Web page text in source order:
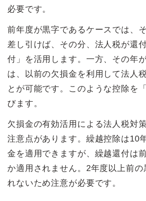
必要です。
前年度が黒字であるケースでは、
差し引けば、その分、法人税が還
付」を活用します。一方、その年
は、以前の欠損金を利用して法人
とが可能です。このような控除を
びます。
欠損金の有効活用による法人税対
注意点があります。繰越控除は10
金を適用できますが、繰越還付は
か適用されません。2年度以上前の
れないため注意が必要です。